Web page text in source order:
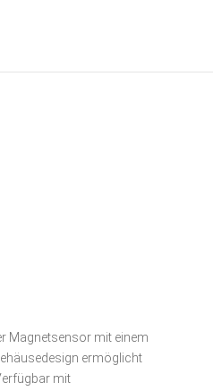
Magnetsensor mit einem
ermöglicht
mit